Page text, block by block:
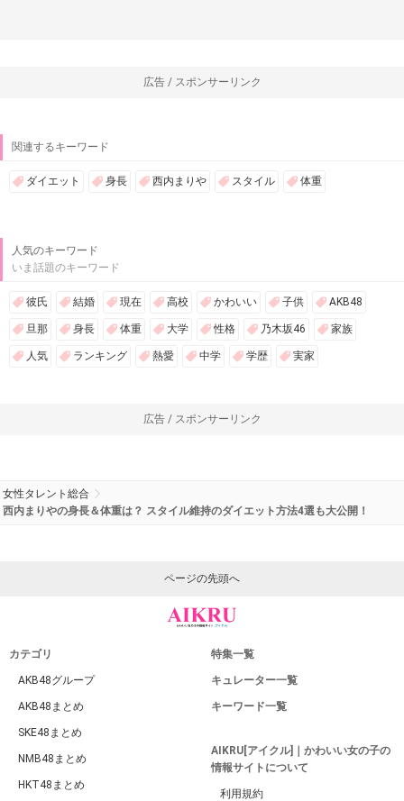
広告 / スポンサーリンク
関連するキーワード
ダイエット 身長 西内まりや スタイル 体重
人気のキーワード
いま話題のキーワード
彼氏 結婚 現在 高校 かわいい 子供 AKB48
旦那 身長 体重 大学 性格 乃木坂46 家族
人気 ランキング 熱愛 中学 学歴 実家
広告 / スポンサーリンク
女性タレント総合
西内まりやの身長＆体重は？ スタイル維持のダイエット方法4選も大公開！
ページの先頭へ
カテゴリ
AKB48グループ
AKB48まとめ
SKE48まとめ
NMB48まとめ
HKT48まとめ
特集一覧
キュレーター一覧
キーワード一覧
AIKRU[アイクル]｜かわいい女の子の
情報サイトについて
利用規約